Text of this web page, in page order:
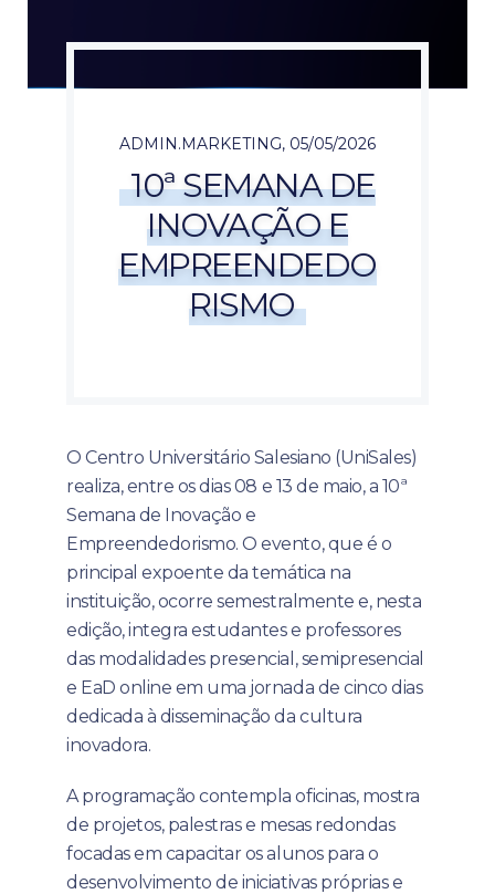
ADMIN.MARKETING, 05/05/2026
10ª SEMANA DE
INOVAÇÃO E
EMPREENDEDO
RISMO
O Centro Universitário Salesiano (UniSales)
realiza, entre os dias 08 e 13 de maio, a 10ª
Semana de Inovação e
Empreendedorismo. O evento, que é o
principal expoente da temática na
instituição, ocorre semestralmente e, nesta
edição, integra estudantes e professores
das modalidades presencial, semipresencial
e EaD online em uma jornada de cinco dias
dedicada à disseminação da cultura
inovadora.
A programação contempla oficinas, mostra
de projetos, palestras e mesas redondas
focadas em capacitar os alunos para o
desenvolvimento de iniciativas próprias e